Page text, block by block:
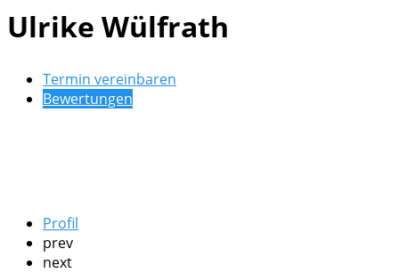
Ulrike Wülfrath
Termin vereinbaren
Bewertungen
Profil
prev
next